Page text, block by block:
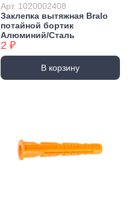
Арт. 1020002408
Заклепка вытяжная Bralo
потайной бортик
Алюминий/Сталь
2 ₽
В корзину